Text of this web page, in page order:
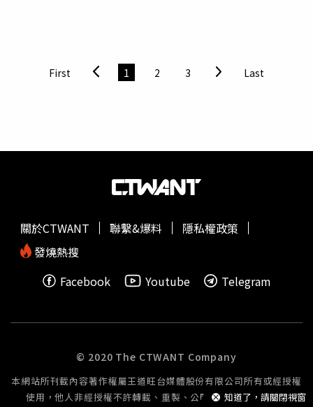
政院對事件掌握進度落後。針對行政院宣布委託食品工業發
展研究所成立「中聯油脂事件獨立調查小組」，預計21日進
黨立法院黨團也同步發表聲明指出，政府在事件發生近一個
金時機。黨團認為，食安事件講求時效，若無法及時控制風
險，問題產品流通範圍將持續擴大，也將進一步削弱民眾對
日公布的內容缺乏實質新進展，除宣布將召開風險評估會議
及調查小組進場外，未提出更多具體處置成果，批評政府在
First 1 2 3 Last
知道了，請關閉視窗
關於CTWANT 聯繫&爆料
隱私權政策
發燒熱搜
Facebook
Youtube Telegram
© 2020 The CTWANT Company
本網站所刊載內容著作權屬王道旺台媒體股份有限公司所有或經授權
使用，他人非經授權不許轉載、重製、公開播送或公開傳輸。